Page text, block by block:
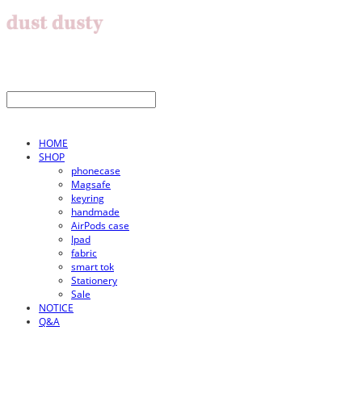
HOME
SHOP
phonecase
Magsafe
keyring
handmade
AirPods case
Ipad
fabric
smart tok
Stationery
Sale
NOTICE
Q&A